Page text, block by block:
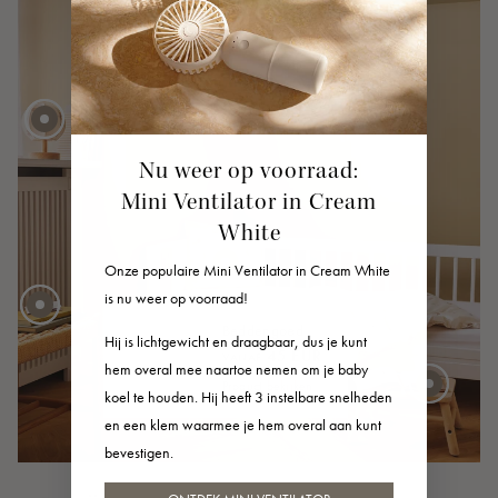
VANAF
45 EUR
30 EUR
4 EUR
Nu weer op voorraad:
Mini Ventilator in Cream
White
Onze populaire Mini Ventilator in Cream White
is nu weer op voorraad!
Hij is lichtgewicht en draagbaar, dus je kunt
hem overal mee naartoe nemen om je baby
koel te houden. Hij heeft 3 instelbare snelheden
en een klem waarmee je hem overal aan kunt
bevestigen.